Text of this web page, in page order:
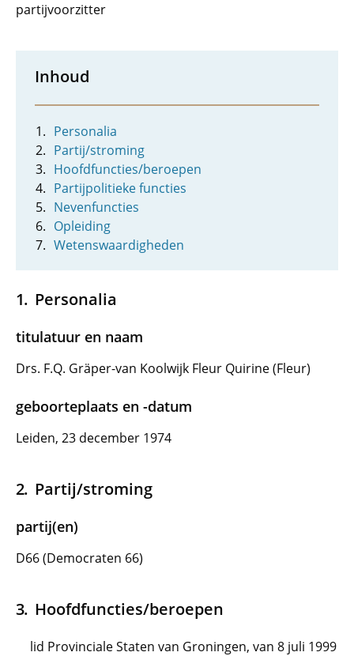
partijvoorzitter
Inhoud
Personalia
Partij/stroming
Hoofdfuncties/beroepen
Partijpolitieke functies
Nevenfuncties
Opleiding
Wetenswaardigheden
Personalia
titulatuur en naam
Drs. F.Q. Gräper-van Koolwijk Fleur Quirine (Fleur)
geboorteplaats en -datum
Leiden, 23 december 1974
Partij/stroming
partij(en)
D66 (Democraten 66)
Hoofdfuncties/beroepen
lid Provinciale Staten van Groningen, van 8 juli 1999